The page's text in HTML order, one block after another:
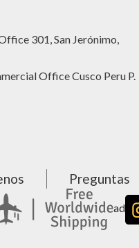
301, San Jerónimo,
Office Cusco Peru P.
Preguntas
ad